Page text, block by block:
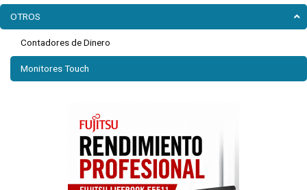
OTROS
Contadores de Dinero
Monitores Touch